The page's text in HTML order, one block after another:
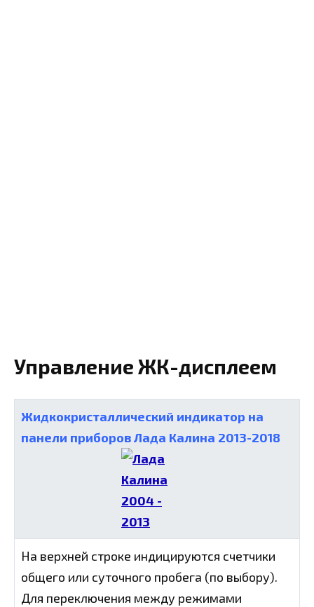
Управление ЖК-дисплеем
Жидкокристаллический индикатор на
панели приборов Лада Калина 2013-2018
На верхней строке индицируются счетчики
общего или суточного пробега (по выбору).
Для переключения между режимами